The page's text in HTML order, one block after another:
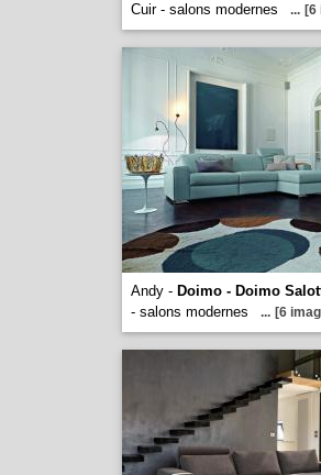
Cuir - salons modernes
... [6
Andy - Doimo - Doimo
- salons modernes
... [6